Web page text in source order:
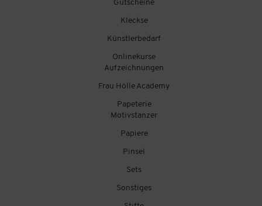
Gutscheine
Kleckse
Künstlerbedarf
Onlinekurse
Aufzeichnungen
Frau Hölle Academy
Papeterie
Motivstanzer
Papiere
Pinsel
Sets
Sonstiges